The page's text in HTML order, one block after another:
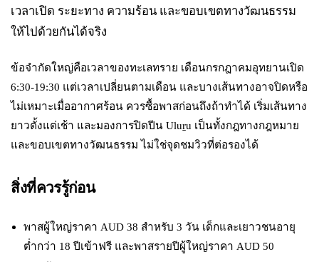
เวลาเปิด ระยะทาง ความร้อน และขอบเขตทางวัฒนธรรม
ให้ไปด้วยกันได้จริง
ข้อจำกัดใหญ่คือเวลาของทะเลทราย เดือนกรกฎาคมอุทยานเปิด
6:30-19:30 แต่เวลาเปลี่ยนตามเดือน และบางเส้นทางอาจปิดหรือ
ไม่เหมาะเมื่ออากาศร้อน ควรซื้อพาสก่อนถึงถ้าทำได้ เริ่มเส้นทาง
ยาวตั้งแต่เช้า และมองการปิดปีน Uluṟu เป็นทั้งกฎทางกฎหมาย
และขอบเขตทางวัฒนธรรม ไม่ใช่จุดชมวิวที่ต่อรองได้
สิ่งที่ควรรู้ก่อน
พาสผู้ใหญ่ราคา AUD 38 สำหรับ 3 วัน เด็กและเยาวชนอายุ
ต่ำกว่า 18 ปีเข้าฟรี และพาสรายปีผู้ใหญ่ราคา AUD 50